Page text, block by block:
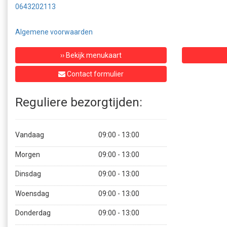
0643202113
Algemene voorwaarden
›› Bekijk menukaart
Contact formulier
Reguliere bezorgtijden:
Vandaag 09:00 - 13:00
Morgen 09:00 - 13:00
Dinsdag 09:00 - 13:00
Woensdag 09:00 - 13:00
Donderdag 09:00 - 13:00